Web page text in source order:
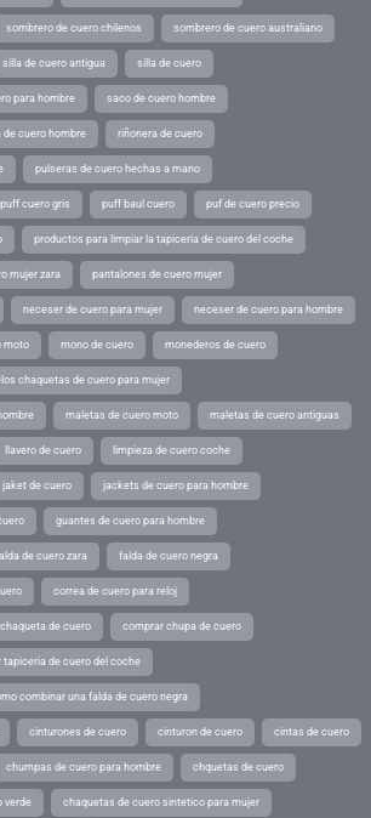
sombrero de cuero chilenos sombrero de cuero australiano
silla de cuero antigua silla de cuero
para hombre saco de cuero hombre
de cuero hombre riñonera de cuero
pulseras de cuero hechas a mano
puff cuero gris puff baul cuero puf de cuero precio
productos para limpiar la tapiceria de cuero del coche
mujer zara pantalones de cuero mujer
neceser de cuero para mujer neceser de cuero para hombre
moto mono de cuero monederos de cuero
chaquetas de cuero para mujer
maletas de cuero moto maletas de cuero antiguas
llavero de cuero limpieza de cuero coche
jaket de cuero jackets de cuero para hombre
guantes de cuero para hombre
de cuero zara falda de cuero negra
correa de cuero para reloj
de cuero comprar chupa de cuero
tapiceria de cuero del coche
combinar una falda de cuero negra
cinturones de cuero cinturon de cuero cintas de cuero
chumpas de cuero para hombre chquetas de cuero
verde chaquetas de cuero sintetico para mujer